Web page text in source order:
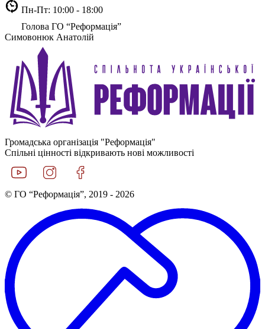
Пн-Пт: 10:00 - 18:00
Голова ГО “Реформація”
Симовонюк Анатолій
Громадська організація "Реформація"
Спільні цінності відкривають нові можливості
© ГО “Реформація”, 2019 - 2026